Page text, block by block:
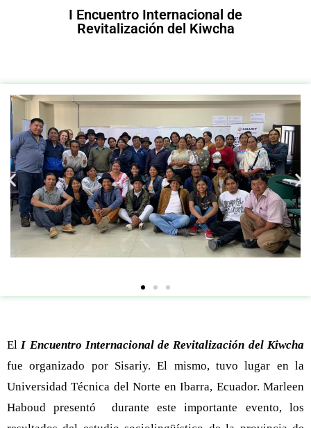
I Encuentro Internacional de
Revitalización del Kiwcha
El I Encuentro Internacional de Revitalización del Kiwcha
fue organizado por Sisariy. El mismo, tuvo lugar en la
Universidad Técnica del Norte en Ibarra, Ecuador. Marleen
Haboudpresentó durante este importante evento, los